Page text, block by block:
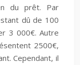
du prêt. Par
dû de 100
3 000€. Autre
2500€,
Cependant, il